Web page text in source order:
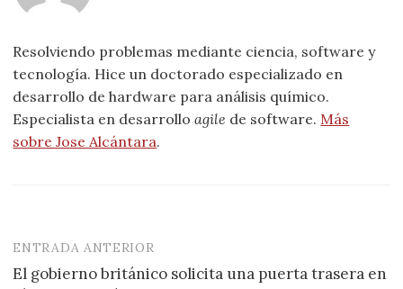
Resolviendo problemas mediante ciencia, software y
tecnología. Hice un doctorado especializado en
desarrollo de hardware para análisis químico.
Especialista en desarrolloagile de software. Más
sobre Jose Alcántara.
Navegación
ENTRADA ANTERIOR
El gobierno británico solicita una puerta trasera en